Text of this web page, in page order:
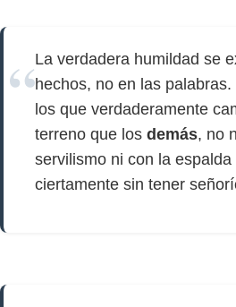
La verdadera humildad se
hechos, no en las
los que verdaderamente
terreno que los demás, no
servilismo ni con la
ciertamente sin tener